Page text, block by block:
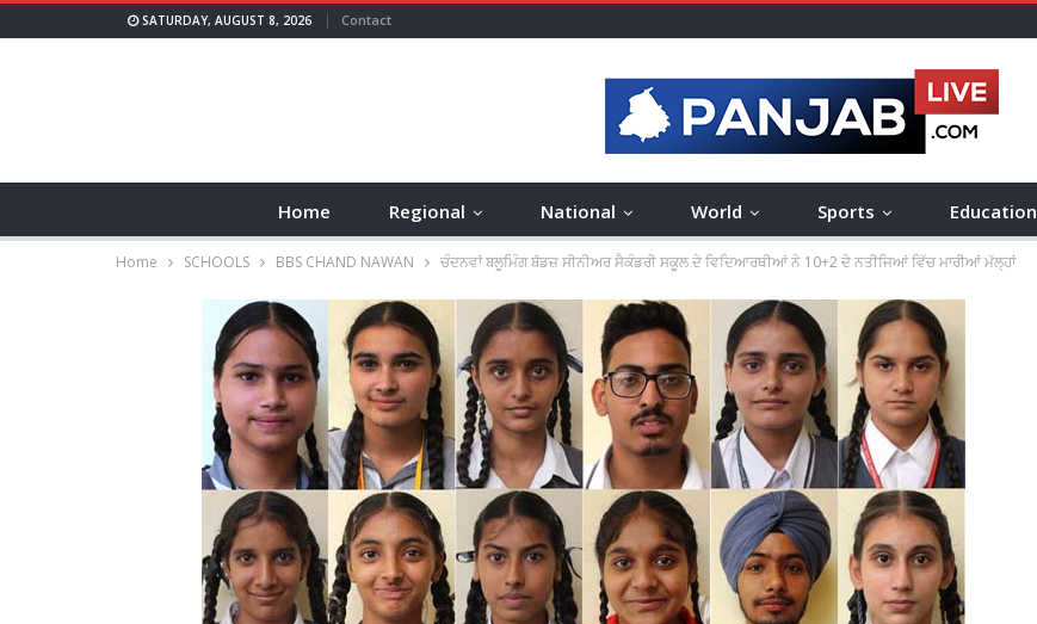
SATURDAY, AUGUST 8, 2026 Contact
Home Regional National World Sports Education
Home SCHOOLS BBS CHAND NAWAN ਚੰਦਨਵਾਂ ਬਲੂਮਿੰਗ ਬੱਡਜ਼ ਸੀਨੀਅਰ ਸੈਕੰਡਰੀ ਸਕੂਲ ਦੇ ਵਿਦਿਆਰਥੀਆਂ ਨੇ 10+2 ਦੇ ਨਤੀਜਿਆਂ ਵਿੱਚ ਮਾਰੀਆਂ ਮੱਲ੍ਹਾਂ